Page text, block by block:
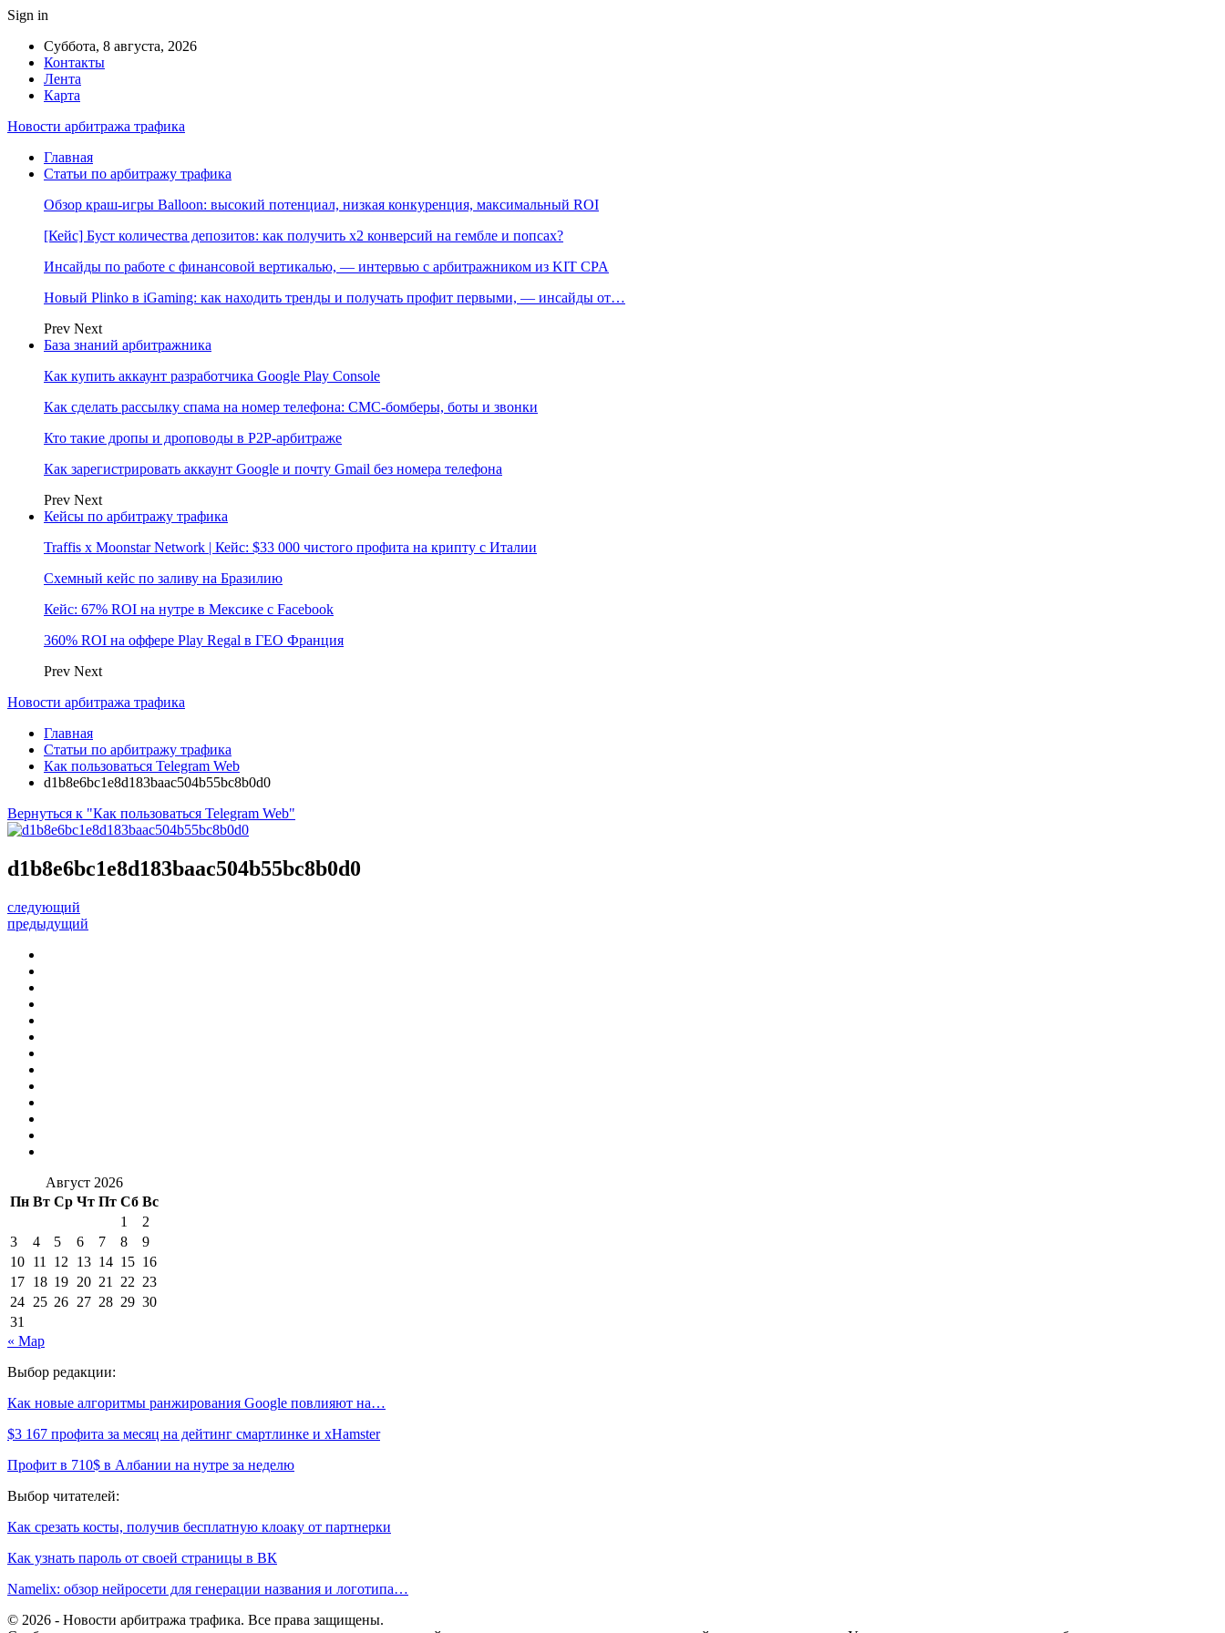
Sign in
Суббота, 8 августа, 2026
Контакты
Лента
Карта
Новости арбитража трафика
Главная
Статьи по арбитражу трафика
Обзор краш-игры Balloon: высокий потенциал, низкая конкуренция, максимальный ROI
[Кейс] Буст количества депозитов: как получить х2 конверсий на гембле и попсах?
Инсайды по работе с финансовой вертикалью, — интервью с арбитражником из KIT CPA
Новый Plinko в iGaming: как находить тренды и получать профит первыми, — инсайды от…
Prev Next
База знаний арбитражника
Как купить аккаунт разработчика Google Play Console
Как сделать рассылку спама на номер телефона: СМС-бомберы, боты и звонки
Кто такие дропы и дроповоды в P2P-арбитраже
Как зарегистрировать аккаунт Google и почту Gmail без номера телефона
Prev Next
Кейсы по арбитражу трафика
Traffis x Moonstar Network | Кейс: $33 000 чистого профита на крипту с Италии
Схемный кейс по заливу на Бразилию
Кейс: 67% ROI на нутре в Мексике с Facebook
360% ROI на оффере Play Regal в ГЕО Франция
Prev Next
Новости арбитража трафика
Главная
Статьи по арбитражу трафика
Как пользоваться Telegram Web
d1b8e6bc1e8d183baac504b55bc8b0d0
Вернуться к "Как пользоваться Telegram Web"
d1b8e6bc1e8d183baac504b55bc8b0d0
следующий
предыдущий
Август 2026
Пн Вт Ср Чт Пт Сб Вс
1
2
3
4 5 6 7 8
9
10 11 12 13 14 15 16
17 18 19 20 21 22 23
24 25 26 27 28 29 30
31
« Мар
Выбор редакции:
Как новые алгоритмы ранжирования Google повлияют на…
$3 167 профита за месяц на дейтинг смартлинке и xHamster
Профит в 710$ в Албании на нутре за неделю
Выбор читателей:
Как срезать косты, получив бесплатную клоаку от партнерки
Как узнать пароль от своей страницы в ВК
Namelix: обзор нейросети для генерации названия и логотипа…
© 2026 - Новости арбитража трафика. Все права защищены.